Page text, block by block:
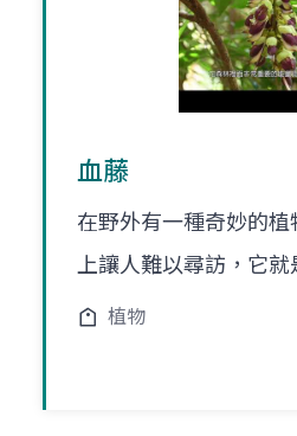
血藤
在野外有一種奇妙的
上讓人難以尋訪，它就
植物